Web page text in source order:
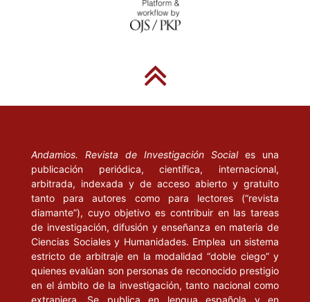
Andamios. Revista de Investigación Social es una
publicación periódica, científica, internacional,
arbitrada, indexada y de acceso abierto y gratuito
tanto para autores como para lectores (“revista
diamante”), cuyo objetivo es contribuir en las tareas
de investigación, difusión y enseñanza en materia de
Ciencias Sociales y Humanidades. Emplea un sistema
estricto de arbitraje en la modalidad “doble ciego” y
quienes evalúan son personas de reconocido prestigio
en el ámbito de la investigación, tanto nacional como
extranjera. Se publica en lengua española y en